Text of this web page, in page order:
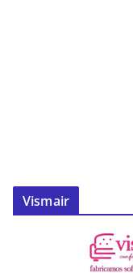
Vismair